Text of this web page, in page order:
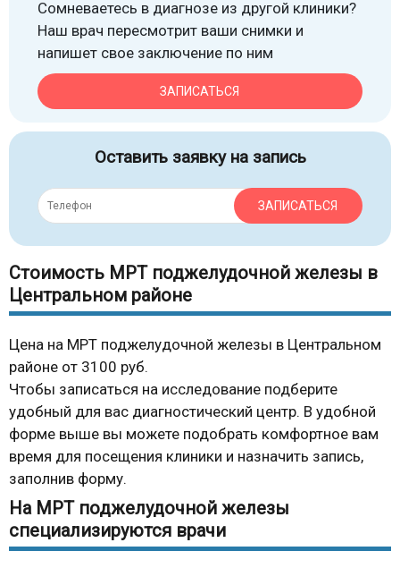
Сомневаетесь в диагнозе из другой клиники?
Наш врач пересмотрит ваши снимки и
напишет свое заключение по ним
ЗАПИСАТЬСЯ
Оставить заявку на запись
ЗАПИСАТЬСЯ
Стоимость МРТ поджелудочной железы в
Центральном районе
Цена на МРТ поджелудочной железы в Центральном
районе от 3100 руб.
Чтобы записаться на исследование подберите
удобный для вас диагностический центр. В удобной
форме выше вы можете подобрать комфортное вам
время для посещения клиники и назначить запись,
заполнив форму.
На МРТ поджелудочной железы
специализируются врачи